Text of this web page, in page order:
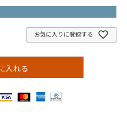
お気に入りに登録する
入れる